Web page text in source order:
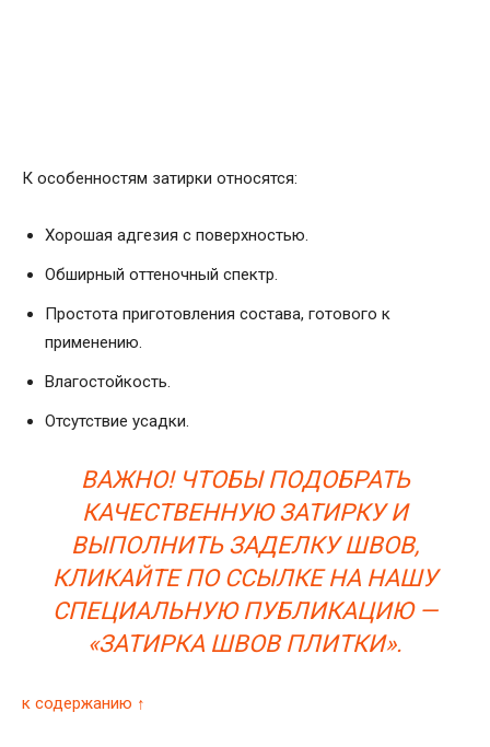
К особенностям затирки относятся:
Хорошая адгезия с поверхностью.
Обширный оттеночный спектр.
Простота приготовления состава, готового к
применению.
Влагостойкость.
Отсутствие усадки.
ВАЖНО! ЧТОБЫ ПОДОБРАТЬ
КАЧЕСТВЕННУЮ ЗАТИРКУ И
ВЫПОЛНИТЬ ЗАДЕЛКУ ШВОВ,
КЛИКАЙТЕ ПО ССЫЛКЕ НА НАШУ
СПЕЦИАЛЬНУЮ ПУБЛИКАЦИЮ —
«ЗАТИРКА ШВОВ ПЛИТКИ».
к содержанию ↑